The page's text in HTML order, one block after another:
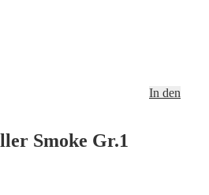
In den
Smoke Gr.1